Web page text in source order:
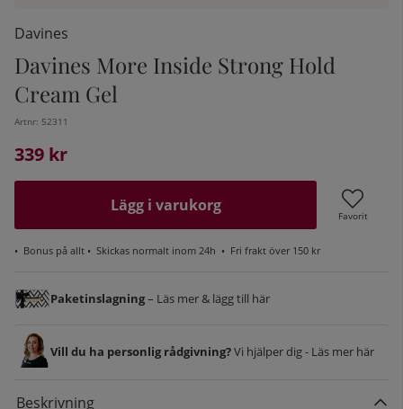
Davines
Davines More Inside Strong Hold
Cream Gel
Artnr: 52311
339 kr
Lägg i varukorg
Favorit
• Bonus på allt • Skickas normalt inom 24h • Fri frakt över 150 kr
Paketinslagning– Läs mer & lägg till här
Vill du ha personlig rådgivning?Vi hjälper dig - Läs mer här
Beskrivning